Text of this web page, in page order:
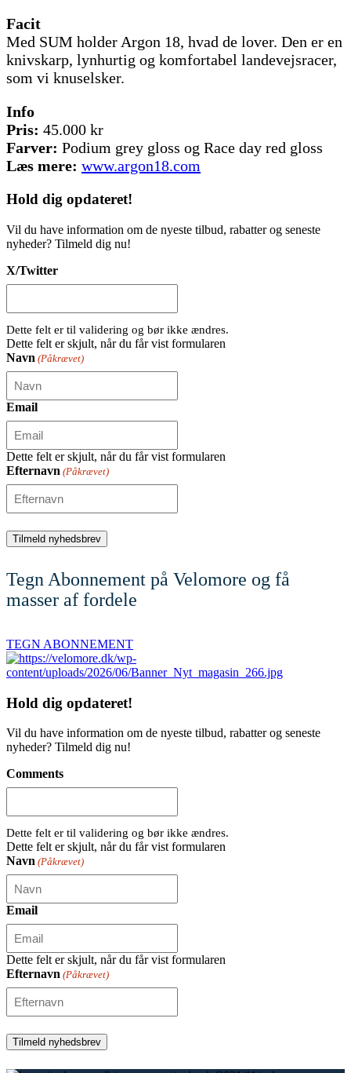
Facit
Med SUM holder Argon 18, hvad de lover. Den er en
knivskarp, lynhurtig og komfortabel landevejsracer,
som vi knuselsker.
Info
Pris: 45.000 kr
Farver: Podium grey gloss og Race day red gloss
Læs mere: www.argon18.com
Hold dig opdateret!
Vil du have information om de nyeste tilbud, rabatter og seneste
nyheder? Tilmeld dig nu!
X/Twitter
Dette felt er til validering og bør ikke ændres.
Dette felt er skjult, når du får vist formularen
Navn (Påkrævet)
Email
Dette felt er skjult, når du får vist formularen
Efternavn (Påkrævet)
Tegn Abonnement på Velomore og få
masser af fordele
TEGN ABONNEMENT
Hold dig opdateret!
Vil du have information om de nyeste tilbud, rabatter og seneste
nyheder? Tilmeld dig nu!
Comments
Dette felt er til validering og bør ikke ændres.
Dette felt er skjult, når du får vist formularen
Navn (Påkrævet)
Email
Dette felt er skjult, når du får vist formularen
Efternavn (Påkrævet)